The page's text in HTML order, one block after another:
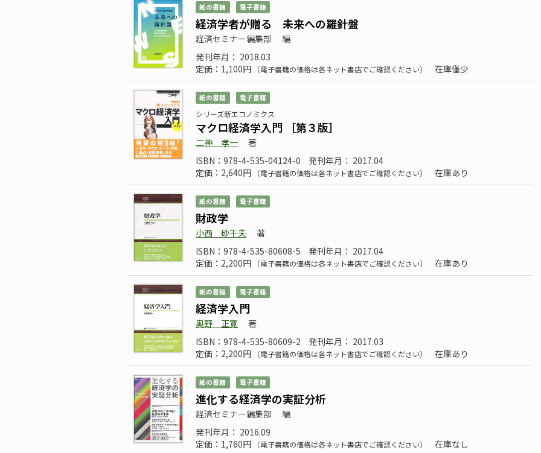
紙の書籍 電子書籍
経済学者が贈る 未来への羅針盤
経済セミナー編集部
編
発刊年月： 2018.03
定価：1,100円
（電子書籍の価格は各ネット書店でご確認ください） 在庫僅少
紙の書籍 電子書籍
シリーズ新エコノミクス
マクロ経済学入門 ［第３版］
二神 孝一
著
ISBN：978-4-535-04124-0
発刊年月： 2017.04
定価：2,640円
（電子書籍の価格は各ネット書店でご確認ください） 在庫あり
紙の書籍 電子書籍
財政学
小西 砂千夫
著
ISBN：978-4-535-80608-5
発刊年月： 2017.04
定価：2,200円
（電子書籍の価格は各ネット書店でご確認ください） 在庫あり
紙の書籍 電子書籍
経済学入門
奥野 正寛
著
ISBN：978-4-535-80609-2
発刊年月： 2017.03
定価：2,200円
（電子書籍の価格は各ネット書店でご確認ください） 在庫あり
紙の書籍 電子書籍
進化する経済学の実証分析
経済セミナー編集部
編
発刊年月： 2016.09
定価：1,760円
（電子書籍の価格は各ネット書店でご確認ください） 在庫なし